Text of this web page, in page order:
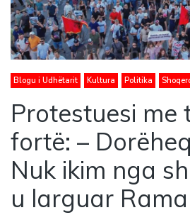
Blogu i Udhëtarit Kultura Politika
Protestuesi me
fortë: –
Nuk ikim nga
u larguar Rama